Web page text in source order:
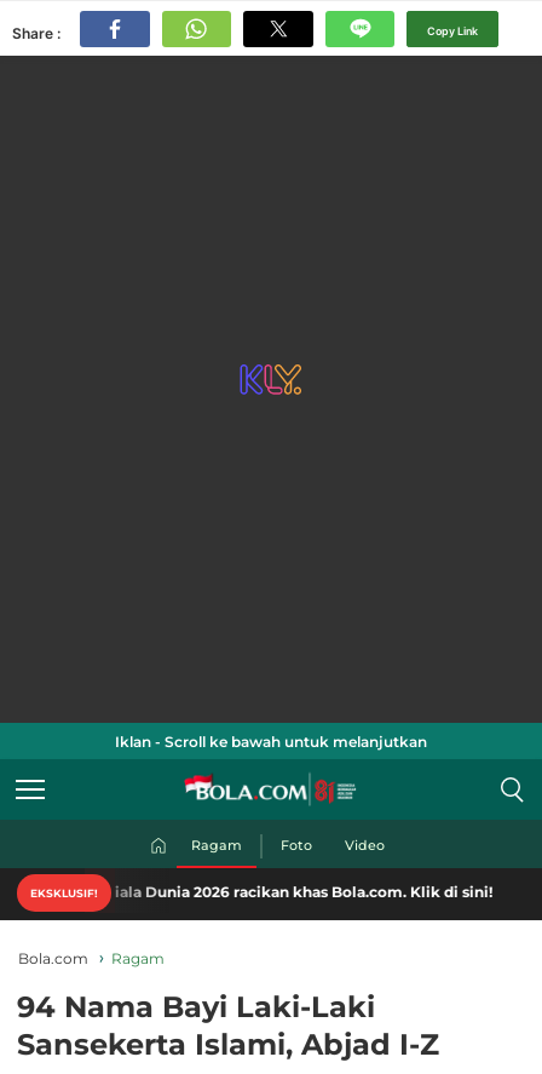
Share : Copy Link
Iklan - Scroll ke bawah untuk melanjutkan
Ragam Foto Video
EKSKLUSIF!
Dunia 2026 racikan khas Bola.com. Klik di sini!
Bola.com Ragam
94 Nama Bayi Laki-Laki
Sansekerta Islami, Abjad I-Z